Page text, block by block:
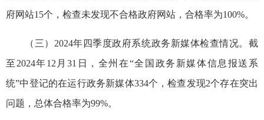
府网站15个，检查未发现不合格政府网站，合格率为100%。
（三）2024年四季度政府系统政务新媒体检查情况。截
至2024年12月31日，全州在“全国政务新媒体信息报送系
统”中登记的在运行政务新媒体334个，检查发现2个存在突出
问题，总体合格率为99%。